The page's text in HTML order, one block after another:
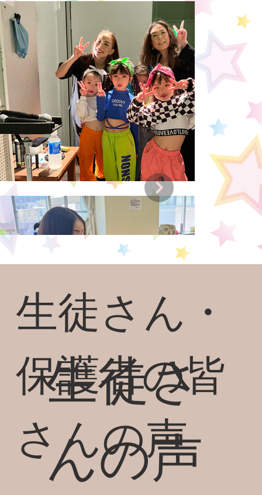
生徒さん・
保護者の皆
さんの声
​生徒さ
んの声